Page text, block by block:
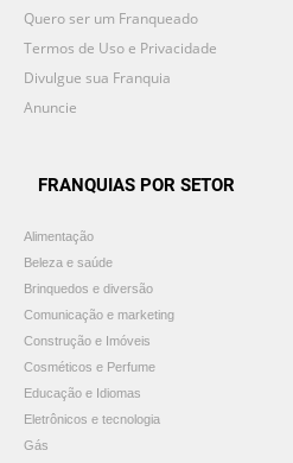
Quero ser um Franqueado
Termos de Uso e Privacidade
Divulgue sua Franquia
Anuncie
FRANQUIAS POR SETOR
Alimentação
Beleza e saúde
Brinquedos e diversão
Comunicação e marketing
Construção e Imóveis
Cosméticos e Perfume
Educação e Idiomas
Eletrônicos e tecnologia
Gás